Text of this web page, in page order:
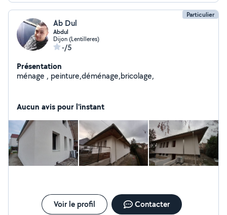
Particulier
Ab Dul
Abdul
Dijon (Lentilleres)
-/5
Présentation
ménage , peinture,déménage,bricolage,
Aucun avis pour l'instant
Voir le profil Contacter